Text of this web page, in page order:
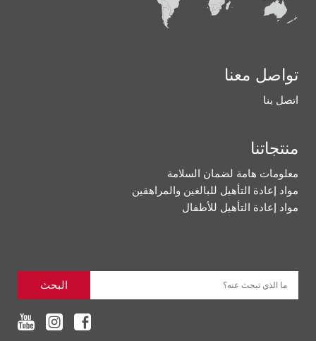
تواصل معنا
اتصل بنا
منتجاتنا
معلومات هامة لضمان السلامة
مواد إعادة التأهيل للبالغين والمراهقين
مواد إعادة التأهيل للأطفال
ما الذي تبحث عنه؟ البحث